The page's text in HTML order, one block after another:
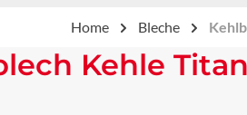
Home Bleche
Kehle